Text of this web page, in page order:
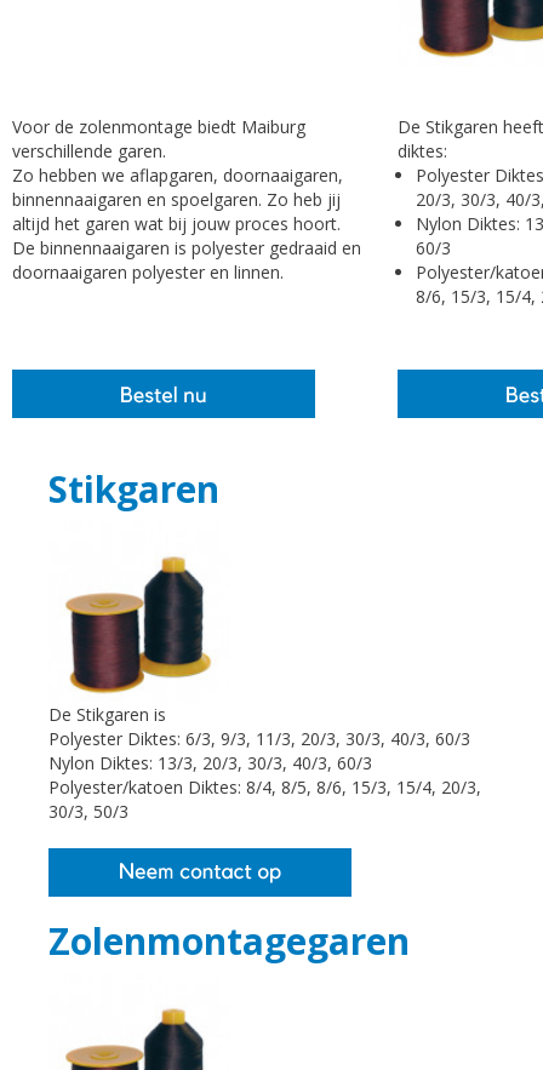
Voor de zolenmontage biedt Maiburg
verschillende garen.
Zo hebben we aflapgaren, doornaaigaren,
binnennaaigaren en spoelgaren. Zo heb jij
altijd het garen wat bij jouw proces hoort.
De binnennaaigaren is polyester gedraaid en
doornaaigaren polyester en linnen.
De Stikgaren
diktes:
Polyester
20/3, 30/3, 40/
Nylon Diktes:
60/3
Polyester/
8/6, 15/3, 15/4,
Stikgaren
De Stikgaren is
Polyester Diktes: 6/3, 9/3, 11/3, 20/3, 30/3, 40/3, 60/3
Nylon Diktes: 13/3, 20/3, 30/3, 40/3, 60/3
Polyester/katoen Diktes: 8/4, 8/5, 8/6, 15/3, 15/4, 20/3,
30/3, 50/3
Zolenmontagegaren